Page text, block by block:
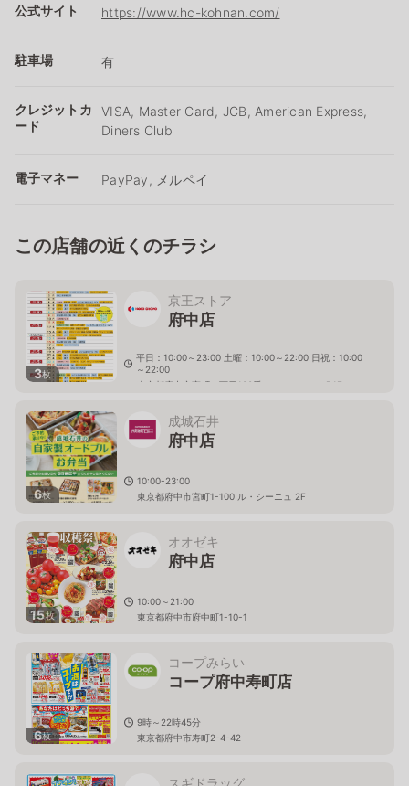
公式サイト https://www.hc-kohnan.com/
駐車場 有
クレジットカ
ード
VISA, Master Card, JCB, American Express,
Diners Club
電子マネー PayPay, メルペイ
この店舗の近くのチラシ
3枚
京王ストア
府中店
平日：10:00～23:00 土曜：10:00～22:00 日祝：10:00
～22:00
東京都府中市宮町１丁目100番 ル・シーニュB1F
6枚
成城石井
府中店
10:00-23:00
東京都府中市宮町1-100 ル・シーニュ 2F
15枚
オオゼキ
府中店
10:00～21:00
東京都府中市府中町1-10-1
6枚
コープみらい
コープ府中寿町店
9時～22時45分
東京都府中市寿町2-4-42
スギドラッグ